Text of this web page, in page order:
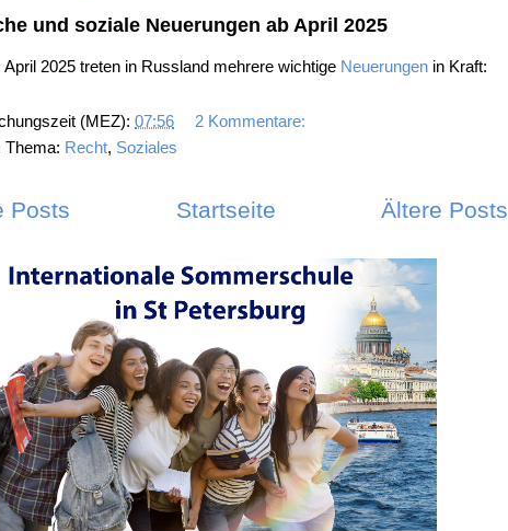
und soziale Neuerungen ab April 2025
April 2025 treten in Russland mehrere wichtige Neuerungen in Kraft:
(MEZ): 07:56
2 Kommentare:
Thema: Recht, Soziales
Posts Ältere Posts
Startseite